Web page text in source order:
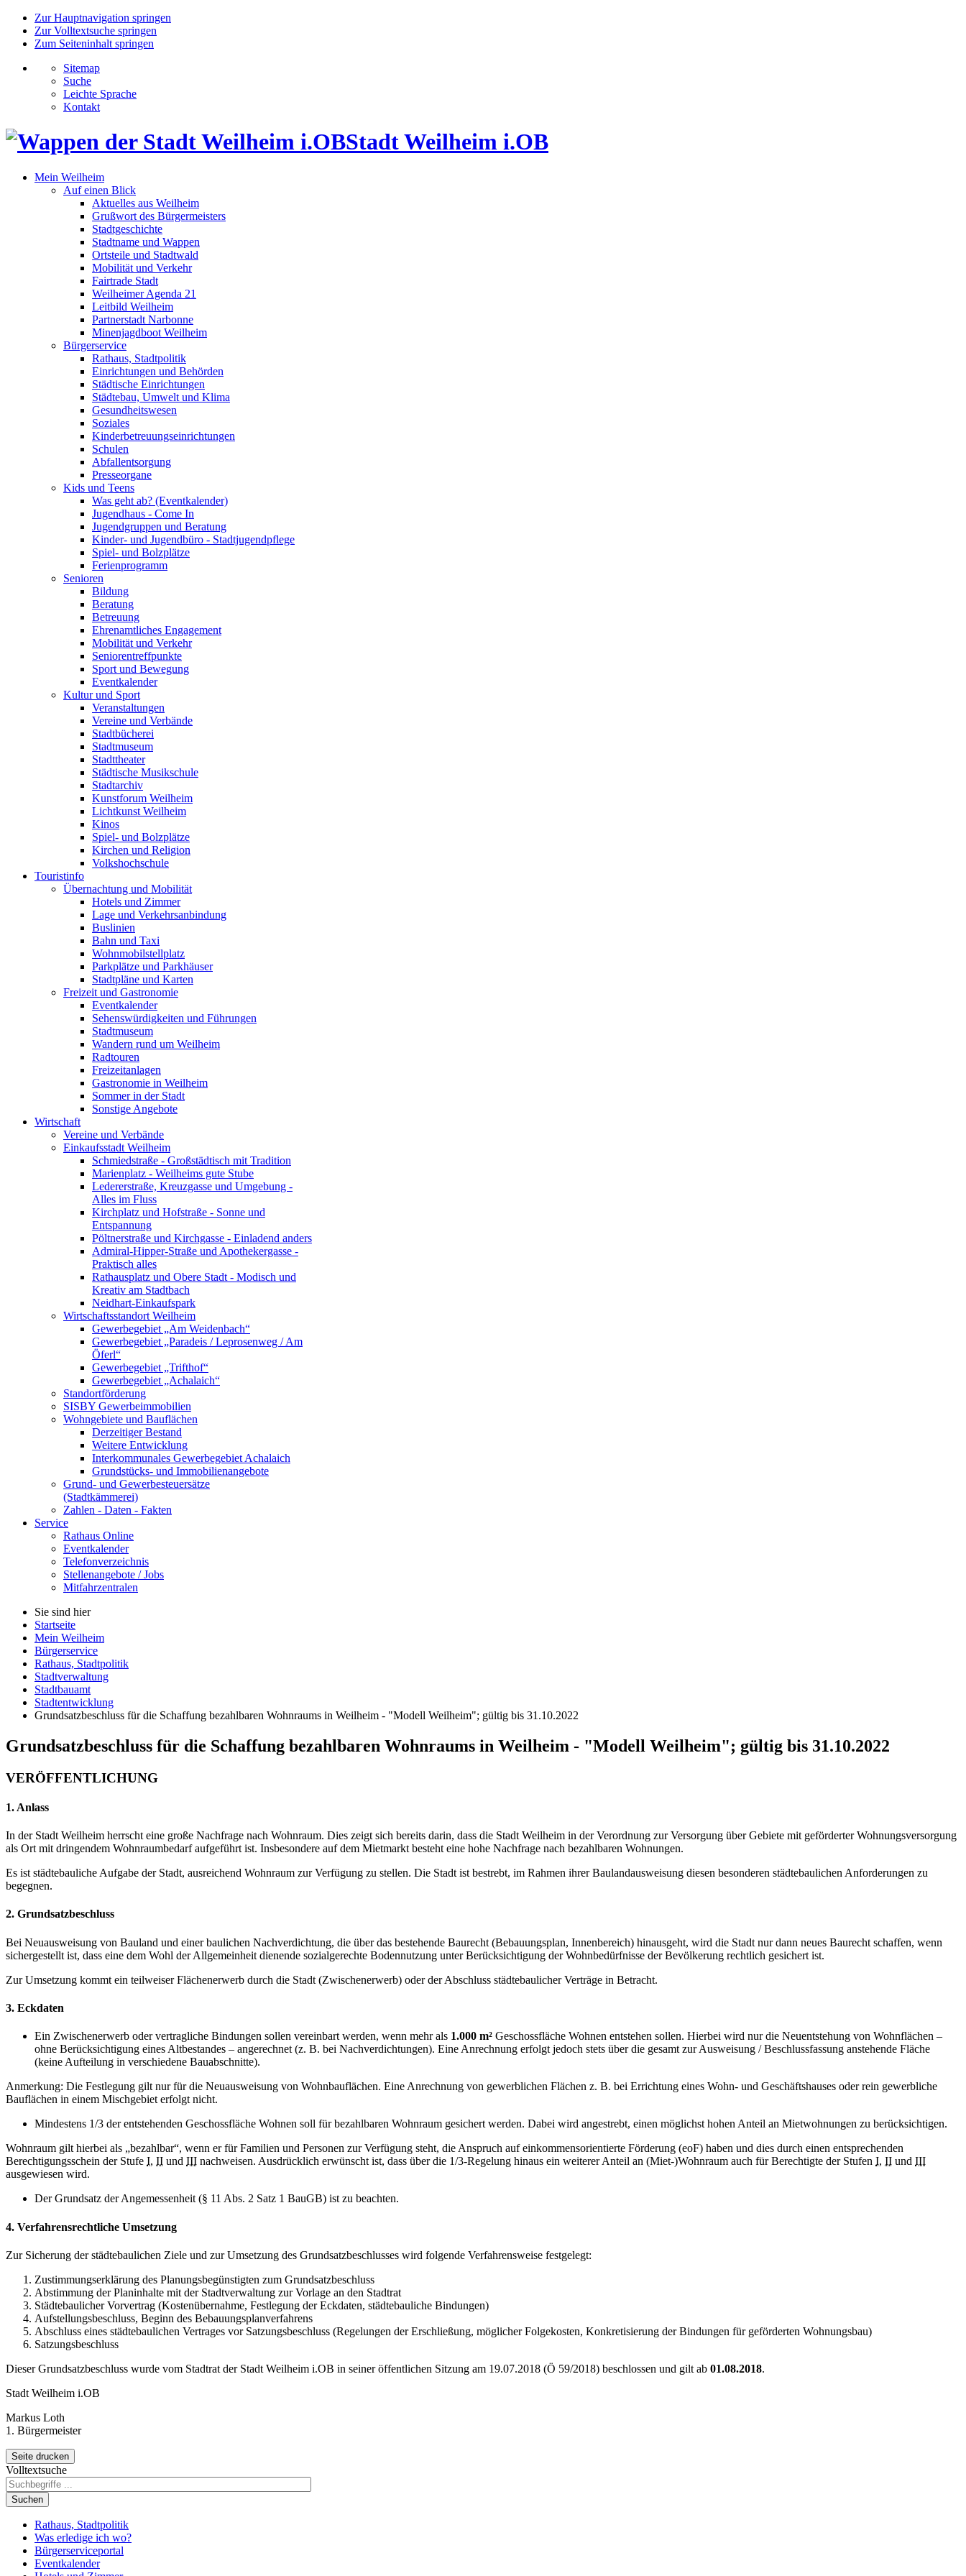
Zur Hauptnavigation springen
Zur Volltextsuche springen
Zum Seiteninhalt springen
Sitemap
Suche
Leichte Sprache
Kontakt
Stadt Weilheim i.OB
Mein Weilheim
Auf einen Blick
Aktuelles aus Weilheim
Grußwort des Bürgermeisters
Stadtgeschichte
Stadtname und Wappen
Ortsteile und Stadtwald
Mobilität und Verkehr
Fairtrade Stadt
Weilheimer Agenda 21
Leitbild Weilheim
Partnerstadt Narbonne
Minenjagdboot Weilheim
Bürgerservice
Rathaus, Stadtpolitik
Einrichtungen und Behörden
Städtische Einrichtungen
Städtebau, Umwelt und Klima
Gesundheitswesen
Soziales
Kinderbetreuungseinrichtungen
Schulen
Abfallentsorgung
Presseorgane
Kids und Teens
Was geht ab? (Eventkalender)
Jugendhaus - Come In
Jugendgruppen und Beratung
Kinder- und Jugendbüro - Stadtjugendpflege
Spiel- und Bolzplätze
Ferienprogramm
Senioren
Bildung
Beratung
Betreuung
Ehrenamtliches Engagement
Mobilität und Verkehr
Seniorentreffpunkte
Sport und Bewegung
Eventkalender
Kultur und Sport
Veranstaltungen
Vereine und Verbände
Stadtbücherei
Stadtmuseum
Stadttheater
Städtische Musikschule
Stadtarchiv
Kunstforum Weilheim
Lichtkunst Weilheim
Kinos
Spiel- und Bolzplätze
Kirchen und Religion
Volkshochschule
Touristinfo
Übernachtung und Mobilität
Hotels und Zimmer
Lage und Verkehrsanbindung
Buslinien
Bahn und Taxi
Wohnmobilstellplatz
Parkplätze und Parkhäuser
Stadtpläne und Karten
Freizeit und Gastronomie
Eventkalender
Sehenswürdigkeiten und Führungen
Stadtmuseum
Wandern rund um Weilheim
Radtouren
Freizeitanlagen
Gastronomie in Weilheim
Sommer in der Stadt
Sonstige Angebote
Wirtschaft
Vereine und Verbände
Einkaufsstadt Weilheim
Schmiedstraße - Großstädtisch mit Tradition
Marienplatz - Weilheims gute Stube
Ledererstraße, Kreuzgasse und Umgebung -
Alles im Fluss
Kirchplatz und Hofstraße - Sonne und
Entspannung
Pöltnerstraße und Kirchgasse - Einladend anders
Admiral-Hipper-Straße und Apothekergasse -
Praktisch alles
Rathausplatz und Obere Stadt - Modisch und
Kreativ am Stadtbach
Neidhart-Einkaufspark
Wirtschaftsstandort Weilheim
Gewerbegebiet „Am Weidenbach“
Gewerbegebiet „Paradeis / Leprosenweg / Am
Öferl“
Gewerbegebiet „Trifthof“
Gewerbegebiet „Achalaich“
Standortförderung
SISBY Gewerbeimmobilien
Wohngebiete und Bauflächen
Derzeitiger Bestand
Weitere Entwicklung
Interkommunales Gewerbegebiet Achalaich
Grundstücks- und Immobilienangebote
Grund- und Gewerbesteuersätze
(Stadtkämmerei)
Zahlen - Daten - Fakten
Service
Rathaus Online
Eventkalender
Telefonverzeichnis
Stellenangebote / Jobs
Mitfahrzentralen
Sie sind hier
Startseite
Mein Weilheim
Bürgerservice
Rathaus, Stadtpolitik
Stadtverwaltung
Stadtbauamt
Stadtentwicklung
Grundsatzbeschluss für die Schaffung bezahlbaren Wohnraums in Weilheim - "Modell Weilheim"; gültig bis 31.10.2022
Grundsatzbeschluss für die Schaffung bezahlbaren Wohnraums in Weilheim - "Modell Weilheim"; gültig bis 31.10.2022
VERÖFFENTLICHUNG
1. Anlass
In der Stadt Weilheim herrscht eine große Nachfrage nach Wohnraum. Dies zeigt sich bereits darin, dass die Stadt Weilheim in der Verordnung zur Versorgung über Gebiete mit geförderter Wohnungsversorgung
als Ort mit dringendem Wohnraumbedarf aufgeführt ist. Insbesondere auf dem Mietmarkt besteht eine hohe Nachfrage nach bezahlbaren Wohnungen.
Es ist städtebauliche Aufgabe der Stadt, ausreichend Wohnraum zur Verfügung zu stellen. Die Stadt ist bestrebt, im Rahmen ihrer Baulandausweisung diesen besonderen städtebaulichen Anforderungen zu
begegnen.
2. Grundsatzbeschluss
Bei Neuausweisung von Bauland und einer baulichen Nachverdichtung, die über das bestehende Baurecht (Bebauungsplan, Innenbereich) hinausgeht, wird die Stadt nur dann neues Baurecht schaffen, wenn
sichergestellt ist, dass eine dem Wohl der Allgemeinheit dienende sozialgerechte Bodennutzung unter Berücksichtigung der Wohnbedürfnisse der Bevölkerung rechtlich gesichert ist.
Zur Umsetzung kommt ein teilweiser Flächenerwerb durch die Stadt (Zwischenerwerb) oder der Abschluss städtebaulicher Verträge in Betracht.
3. Eckdaten
Ein Zwischenerwerb oder vertragliche Bindungen sollen vereinbart werden, wenn mehr als 1.000 m² Geschossfläche Wohnen entstehen sollen. Hierbei wird nur die Neuentstehung von Wohnflächen –
ohne Berücksichtigung eines Altbestandes – angerechnet (z. B. bei Nachverdichtungen). Eine Anrechnung erfolgt jedoch stets über die gesamt zur Ausweisung / Beschlussfassung anstehende Fläche
(keine Aufteilung in verschiedene Bauabschnitte).
Anmerkung: Die Festlegung gilt nur für die Neuausweisung von Wohnbauflächen. Eine Anrechnung von gewerblichen Flächen z. B. bei Errichtung eines Wohn- und Geschäftshauses oder rein gewerbliche
Bauflächen in einem Mischgebiet erfolgt nicht.
Mindestens 1/3 der entstehenden Geschossfläche Wohnen soll für bezahlbaren Wohnraum gesichert werden. Dabei wird angestrebt, einen möglichst hohen Anteil an Mietwohnungen zu berücksichtigen.
Wohnraum gilt hierbei als „bezahlbar“, wenn er für Familien und Personen zur Verfügung steht, die Anspruch auf einkommensorientierte Förderung (eoF) haben und dies durch einen entsprechenden
Berechtigungsschein der Stufe I, II und III nachweisen. Ausdrücklich erwünscht ist, dass über die 1/3-Regelung hinaus ein weiterer Anteil an (Miet-)Wohnraum auch für Berechtigte der Stufen I, II und III
ausgewiesen wird.
Der Grundsatz der Angemessenheit (§ 11 Abs. 2 Satz 1 BauGB) ist zu beachten.
4. Verfahrensrechtliche Umsetzung
Zur Sicherung der städtebaulichen Ziele und zur Umsetzung des Grundsatzbeschlusses wird folgende Verfahrensweise festgelegt:
Zustimmungserklärung des Planungsbegünstigten zum Grundsatzbeschluss
Abstimmung der Planinhalte mit der Stadtverwaltung zur Vorlage an den Stadtrat
Städtebaulicher Vorvertrag (Kostenübernahme, Festlegung der Eckdaten, städtebauliche Bindungen)
Aufstellungsbeschluss, Beginn des Bebauungsplanverfahrens
Abschluss eines städtebaulichen Vertrages vor Satzungsbeschluss (Regelungen der Erschließung, möglicher Folgekosten, Konkretisierung der Bindungen für geförderten Wohnungsbau)
Satzungsbeschluss
Dieser Grundsatzbeschluss wurde vom Stadtrat der Stadt Weilheim i.OB in seiner öffentlichen Sitzung am 19.07.2018 (Ö 59/2018) beschlossen und gilt ab 01.08.2018.
Stadt Weilheim i.OB
Markus Loth
1. Bürgermeister
Seite drucken
Volltextsuche
Suchen
Rathaus, Stadtpolitik
Was erledige ich wo?
Bürgerserviceportal
Eventkalender